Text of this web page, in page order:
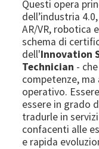
Questi opera
dell’industria
AR/VR, robotica
schema di
dell'Innovation
Technician -
competenze,
operativo.
essere in grado
tradurle in
confacenti alle
e rapida